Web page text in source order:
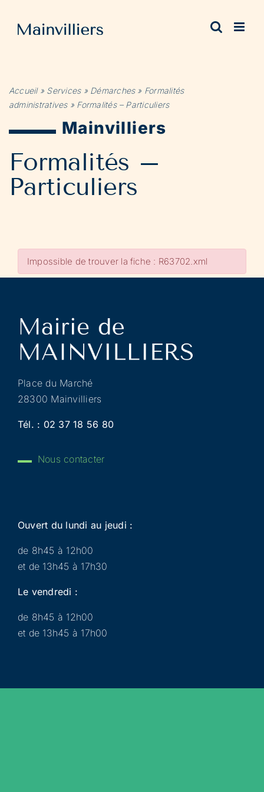
contenu
Accueil» Services» Démarches» Formalités
administratives» Formalités – Particuliers
Mainvilliers
Formalités –
Particuliers
Impossible de trouver la fiche : R63702.xml
Place du Marché
28300 Mainvilliers
Tél. : 02 37 18 56 80
Nous contacter
Ouvert du lundi au jeudi :
de 8h45 à 12h00
et de 13h45 à 17h30
Le vendredi :
de 8h45 à 12h00
et de 13h45 à 17h00